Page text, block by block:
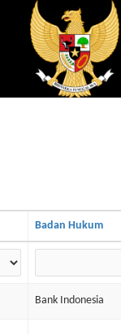
Badan Hukum
Bank Indonesia